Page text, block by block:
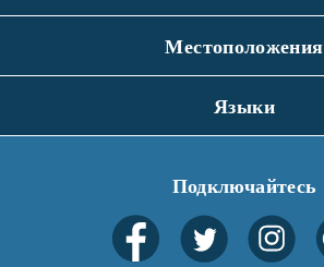
Местоположения
Языки
Подключайтесь